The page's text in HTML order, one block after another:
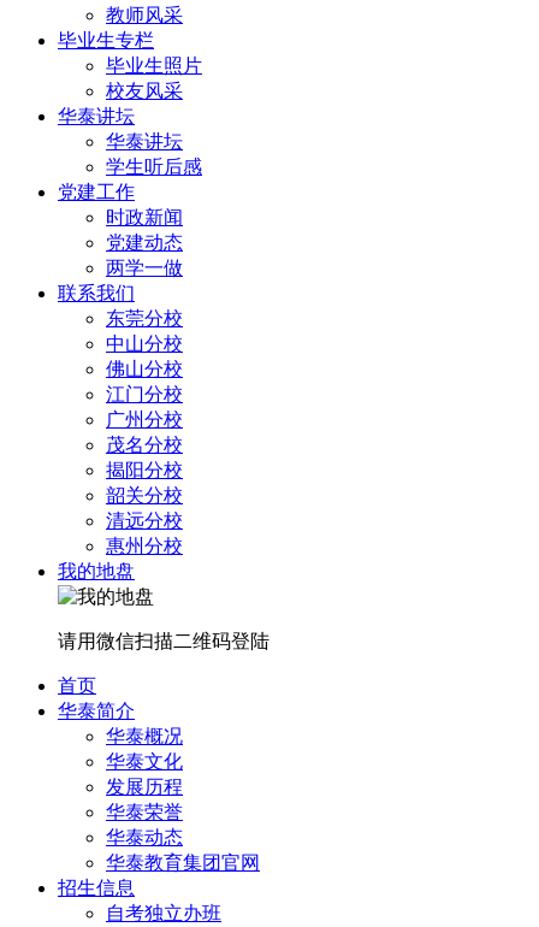
教师风采
毕业生专栏
毕业生照片
校友风采
华泰讲坛
华泰讲坛
学生听后感
党建工作
时政新闻
党建动态
两学一做
联系我们
东莞分校
中山分校
佛山分校
江门分校
广州分校
茂名分校
揭阳分校
韶关分校
清远分校
惠州分校
我的地盘
请用微信扫描二维码登陆
首页
华泰简介
华泰概况
华泰文化
发展历程
华泰荣誉
华泰动态
华泰教育集团官网
招生信息
自考独立办班